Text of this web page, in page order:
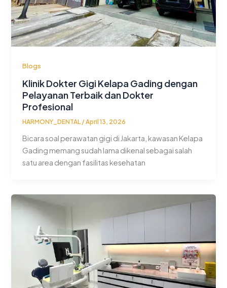
Blogs
Klinik Dokter Gigi Kelapa Gading dengan
Pelayanan Terbaik dan Dokter
Profesional
HARMONY_DENTAL /April 13, 2026
Bicara soal perawatan gigi di Jakarta, kawasan Kelapa
Gading memang sudah lama dikenal sebagai salah
satu area dengan fasilitas kesehatan